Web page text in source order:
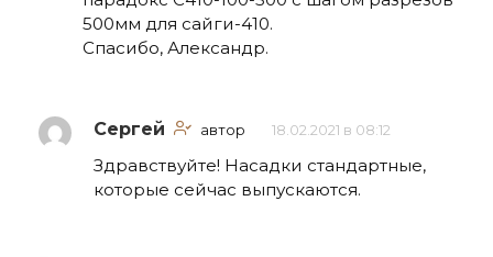
500мм для сайги-410.
Спасибо, Александр.
Сергей автор 18.02.2021 в 08:12
Здравствуйте! Насадки стандартные,
которые сейчас выпускаются.